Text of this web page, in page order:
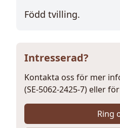
Född tvilling.
Intresserad?
Kontakta oss för mer
(SE-5062-2425-7) eller
Ring